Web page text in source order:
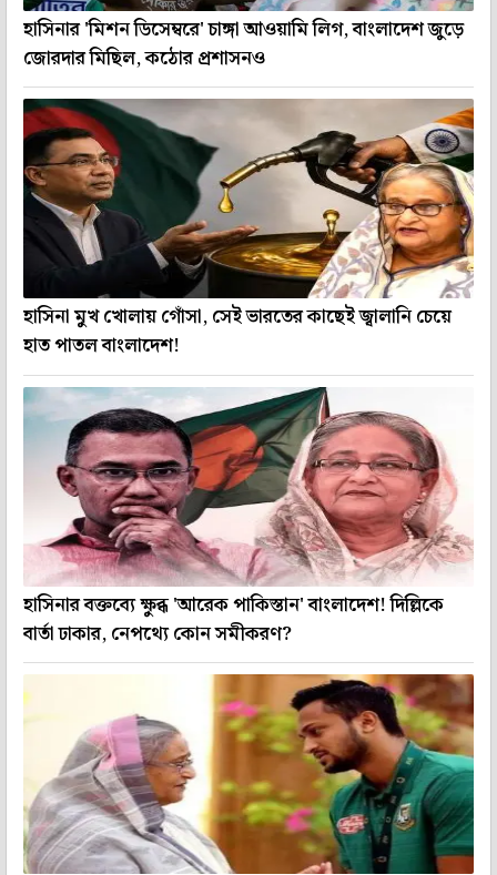
হাসিনার 'মিশন ডিসেম্বরে' চাঙ্গা আওয়ামি লিগ, বাংলাদেশ জুড়ে
জোরদার মিছিল, কঠোর প্রশাসনও
হাসিনা মুখ খোলায় গোঁসা, সেই ভারতের কাছেই জ্বালানি চেয়ে
হাত পাতল বাংলাদেশ!
হাসিনার বক্তব্যে ক্ষুব্ধ 'আরেক পাকিস্তান' বাংলাদেশ! দিল্লিকে
বার্তা ঢাকার, নেপথ্যে কোন সমীকরণ?